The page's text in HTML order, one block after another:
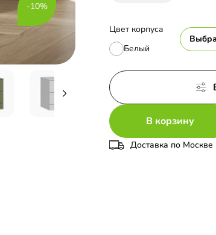
-10%
Цвет корпуса
Белый
В корзину
Доставка по Москве